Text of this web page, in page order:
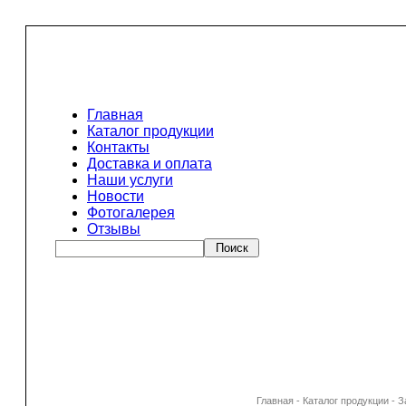
Главная
Каталог продукции
Контакты
Доставка и оплата
Наши услуги
Новости
Фотогалерея
Отзывы
Главная - Каталог продукции -